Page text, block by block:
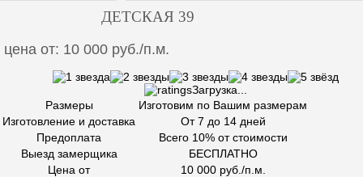
ДЕТСКАЯ 39
цена от: 10 000 руб./п.м.
Загрузка...
Размеры
Изготовим по Вашим размерам
Изготовление и доставка
От 7 до 14 дней
Предоплата
Всего 10% от стоимости
Выезд замерщика
БЕСПЛАТНО
Цена от
10 000 руб./п.м.